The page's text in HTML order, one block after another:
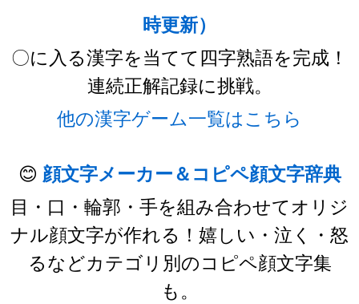
時更新）
〇に入る漢字を当てて四字熟語を完成！
連続正解記録に挑戦。
他の漢字ゲーム一覧はこちら
😊 顔文字メーカー＆コピペ顔文字辞典
目・口・輪郭・手を組み合わせてオリジ
ナル顔文字が作れる！嬉しい・泣く・怒
るなどカテゴリ別のコピペ顔文字集
も。